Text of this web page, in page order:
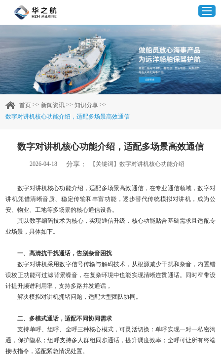
首页
产品中心
企业实力
客户案例
联系我们
首页 >> 新闻资讯 >>知识分享 >>
数字对讲机核心功能介绍，适配多场景高效通信
数字对讲机核心功能介绍，适配多场景高效通信
2026-04-18 分享： 【关键词】数字对讲机核心功能介绍
数字对讲机核心功能介绍，适配多场景高效通信，在专业通信领域，数字对
讲机凭借清晰音质、稳定传输和丰富功能，逐步替代传统模拟对讲机，成为公
安、物业、工地等多场景的核心通信设备。
其以数字编码技术为核心，实现通信升级，核心功能贴合基础需求且适配专
业场景，具体如下。
一、高清抗干扰通话，告别杂音困扰
数字对讲机采用数字信号传输与解码技术，从根源减少干扰和杂音，内置错
误校正功能可过滤背景噪音，在复杂环境中也能实现清晰连贯通话。同时窄带设
计提升频谱利用率，支持多路并发通话，
解决模拟对讲机拥堵问题，适配大型团队协同。
二、多模式通话，适配不同协同需求
支持单呼、组呼、全呼三种核心模式，可灵活切换：单呼实现一对一私密沟
通，保护隐私；组呼支持多人群组同步通话，提升调度效率；全呼可让所有终端
接收指令，适配紧急情况处置。